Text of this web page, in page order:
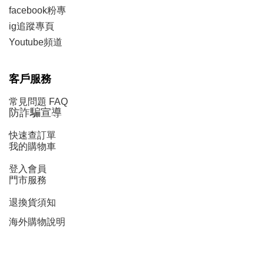
facebook粉專
ig追蹤專頁
Youtube頻道
客戶服務
常見問題 FAQ
防詐騙宣導
快速查訂單
我的購物車
登入會員
門市服務
退換貨須知
海外購物說明